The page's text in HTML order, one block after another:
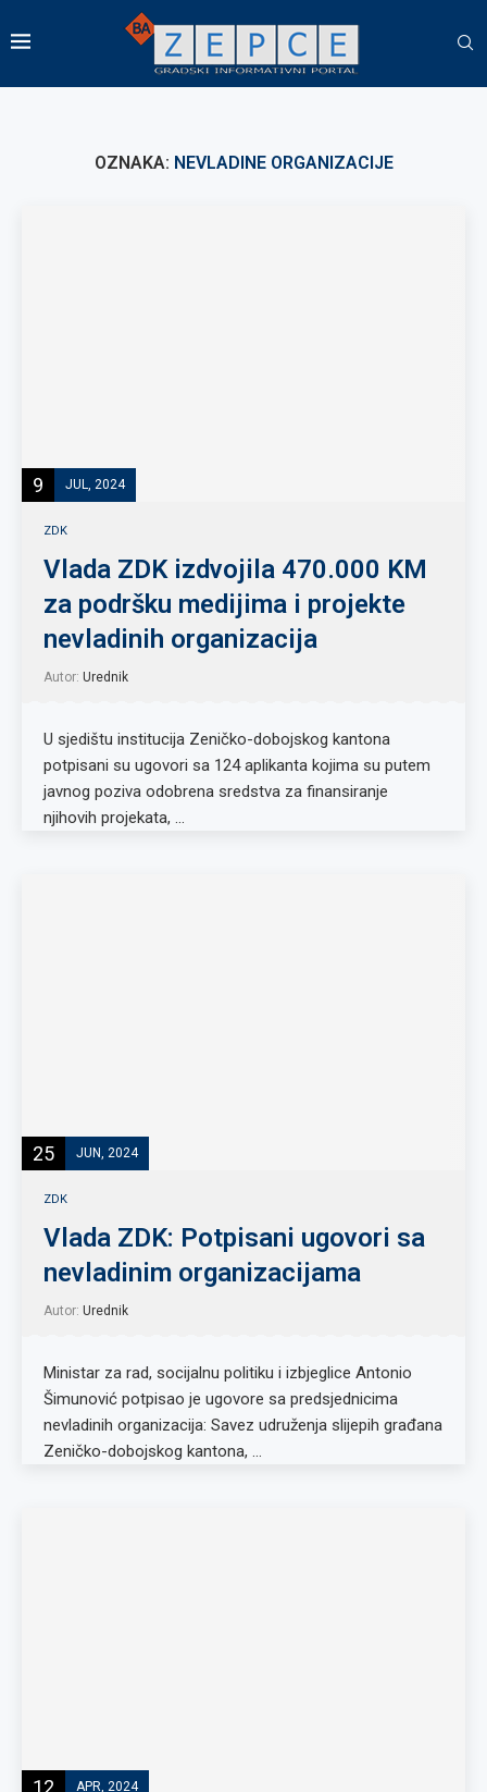
OZNAKA: NEVLADINE ORGANIZACIJE
9 JUL, 2024
ZDK
Vlada ZDK izdvojila 470.000 KM
za podršku medijima i projekte
nevladinih organizacija
Autor: Urednik
U sjedištu institucija Zeničko-dobojskog kantona
potpisani su ugovori sa 124 aplikanta kojima su putem
javnog poziva odobrena sredstva za finansiranje
njihovih projekata, …
25 JUN, 2024
ZDK
Vlada ZDK: Potpisani ugovori sa
nevladinim organizacijama
Autor: Urednik
Ministar za rad, socijalnu politiku i izbjeglice Antonio
Šimunović potpisao je ugovore sa predsjednicima
nevladinih organizacija: Savez udruženja slijepih građana
Zeničko-dobojskog kantona, …
12 APR, 2024